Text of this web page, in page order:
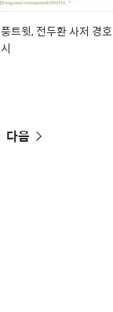
트윗, 전두환 사저 경호
다음